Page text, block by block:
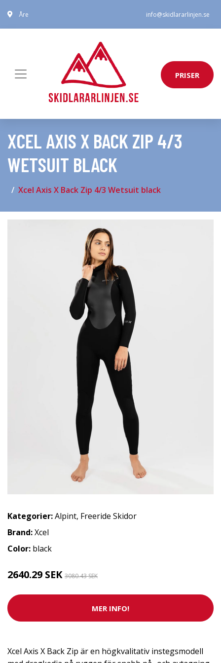
Åre info@skidlararlinjen.se
PRISER
XCEL AXIS X BACK ZIP 4/3
WETSUIT BLACK
Xcel Axis X Back Zip 4/3 Wetsuit black
Kategorier:Alpint, Freeride Skidor
Brand:Xcel
Color: black
2640.29 SEK 3080.43 SEK
MER INFO!
Xcel Axis X Back Zip är en högkvalitativ instegsmodell